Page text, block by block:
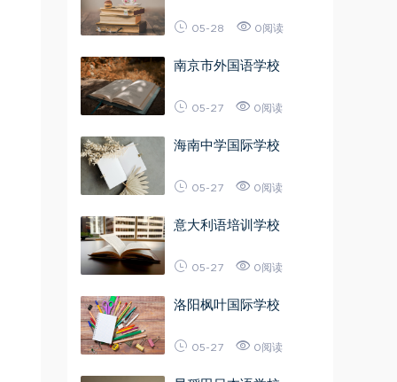
05-28 0阅读
南京市外国语学校
05-27 0阅读
海南中学国际学校
05-27 0阅读
意大利语培训学校
05-27 0阅读
洛阳枫叶国际学校
05-27 0阅读